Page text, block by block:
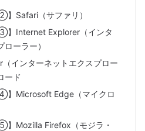
】Safari（サファリ）
】Internet Explorer（インタ
ーラー）
インターネットエクスプロー
ード
】Microsoft Edge（マイクロ
】Mozilla Firefox（モジラ・